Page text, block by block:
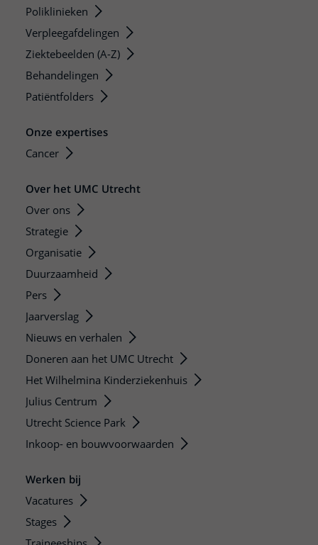
Poliklinieken
Verpleegafdelingen
Ziektebeelden (A-Z)
Behandelingen
Patiëntfolders
Onze expertises
Cancer
Over het UMC Utrecht
Over ons
Strategie
Organisatie
Duurzaamheid
Pers
Jaarverslag
Nieuws en verhalen
Doneren aan het UMC Utrecht
Het Wilhelmina Kinderziekenhuis
Julius Centrum
Utrecht Science Park
Inkoop- en bouwvoorwaarden
Werken bij
Vacatures
Stages